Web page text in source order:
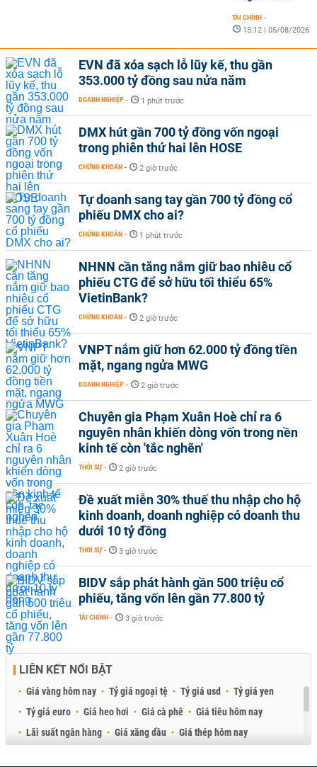
TÀI CHÍNH -
15:12 | 05/08/2026
EVN đã xóa sạch lỗ lũy kế, thu gần
353.000 tỷ đồng sau nửa năm
DOANH NGHIỆP - 1 phút trước
DMX hút gần 700 tỷ đồng vốn ngoại
trong phiên thứ hai lên HOSE
CHỨNG KHOÁN - 2 giờ trước
Tự doanh sang tay gần 700 tỷ đồng cổ
phiếu DMX cho ai?
CHỨNG KHOÁN - 1 phút trước
NHNN cần tăng nắm giữ bao nhiêu cổ
phiếu CTG để sở hữu tối thiểu 65%
VietinBank?
CHỨNG KHOÁN - 2 giờ trước
VNPT nắm giữ hơn 62.000 tỷ đồng tiền
mặt, ngang ngửa MWG
DOANH NGHIỆP - 2 giờ trước
Chuyên gia Phạm Xuân Hoè chỉ ra 6
nguyên nhân khiến dòng vốn trong nền
kinh tế còn 'tắc nghẽn'
THỜI SỰ - 2 giờ trước
Đề xuất miễn 30% thuế thu nhập cho hộ
kinh doanh, doanh nghiệp có doanh thu
dưới 10 tỷ đồng
THỜI SỰ - 3 giờ trước
BIDV sắp phát hành gần 500 triệu cổ
phiếu, tăng vốn lên gần 77.800 tỷ
TÀI CHÍNH - 3 giờ trước
LIÊN KẾT NỔI BẬT
Giá vàng hôm nay Tỷ giá ngoại tệ Tỷ giá usd
Tỷ giá yen
Tỷ giá euro
Giá heo hơi Giá cà phê
Giá tiêu hôm nay
Lãi suất ngân hàng
Giá xăng dầu
Giá thép hôm nay